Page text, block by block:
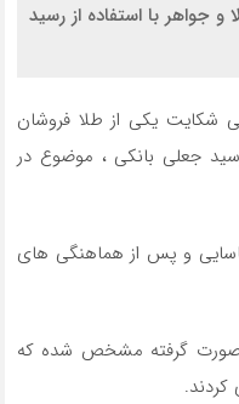
جواهر با استفاده از رسيد
شکايت يکي از طلا فروشان
از رسيد جعلي بانکي ، موضوع در
و پس از هماهنگي هاي
صورت گرفته مشخص شده که